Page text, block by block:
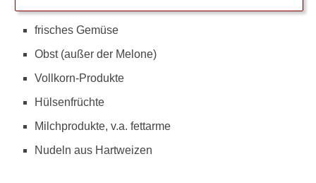
frisches Gemüse
Obst (außer der Melone)
Vollkorn-Produkte
Hülsenfrüchte
Milchprodukte, v.a. fettarme
Nudeln aus Hartweizen
Diabetes und
Vitaminmangel
Vegetarisch ernähren mit
Diabetes
Diabetiker-Schokolade
Nahrungsergänzungsmittel
bei Diabetes